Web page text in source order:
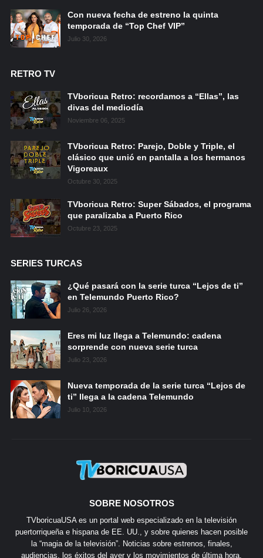
Con nueva fecha de estreno la quinta
temporada de “Top Chef VIP”
Julio 30, 2026
RETRO TV
TVboricua Retro: recordamos a “Ellas”, las
divas del mediodía
Noviembre 06, 2025
TVboricua Retro: Parejo, Doble y Triple, el
clásico que unió en pantalla a los hermanos
Vigoreaux
Octubre 30, 2025
TVboricua Retro: Super Sábados, el programa
que paralizaba a Puerto Rico
Octubre 23, 2025
SERIES TURCAS
¿Qué pasará con la serie turca “Lejos de ti”
en Telemundo Puerto Rico?
Julio 26, 2026
Eres mi luz llega a Telemundo: cadena
sorprende con nueva serie turca
Julio 23, 2026
Nueva temporada de la serie turca “Lejos de
ti” llega a la cadena Telemundo
Julio 10, 2026
SOBRE NOSOTROS
TVboricuaUSA es un portal web especializado en la televisión
puertorriqueña e hispana de EE. UU., y sobre quienes hacen posible
la “magia de la televisión”. Noticias sobre estrenos, finales,
audiencias, los éxitos del ayer y los movimientos de última hora.